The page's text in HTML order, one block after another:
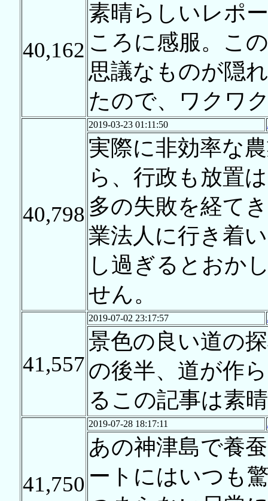
40,162
素晴らしいレポ
ころに感服。こ
思議なものが隠
たので、ワクワ
40,798
2019-03-23 01:11:50
実際に非効率な
ら、行政も放置
多の失敗を経て
業法人に行き着
し過ぎるとおか
せん。
41,557
2019-07-02 23:17:57
景色の良い道の
の後半、道が作
るこの記事は素
41,750
2019-07-28 18:17:11
あの神津島で養
ートにはいつも